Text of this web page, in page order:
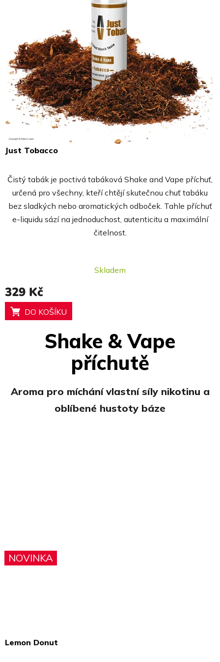
Just Tobacco
Čistý tabák je poctivá tabáková Shake and Vape příchuť,
určená pro všechny, kteří chtějí skutečnou chuť tabáku
bez sladkých nebo aromatických odboček. Tahle příchuť
e-liquidu sází na jednoduchost, autenticitu a maximální
čitelnost.
Skladem
hodnocení
produktu
je
5,0
329 Kč
DO KOŠÍKU
Shake & Vape
příchutě
Aroma pro míchání vlastní síly nikotinu a
oblíbené hustoty báze
Lemon Donut
NOVINKA